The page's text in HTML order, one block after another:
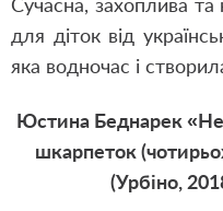
для діток від
яка водночас і
Юстина Беднарек
шкарпеток
(Урбіно,